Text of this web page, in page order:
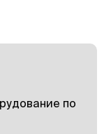
по